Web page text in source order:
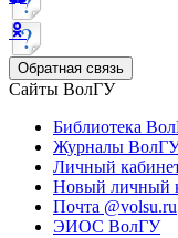
Обратная связь
Сайты ВолГУ
Библиотека
Журналы
Личный
Новый личный
Почта @volsu.ru
ЭИОС ВолГУ